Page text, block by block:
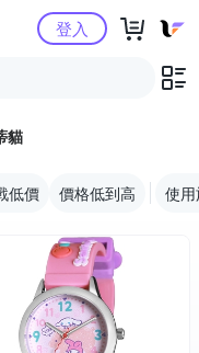
物中心登入
貓
低價 價格低到高 使